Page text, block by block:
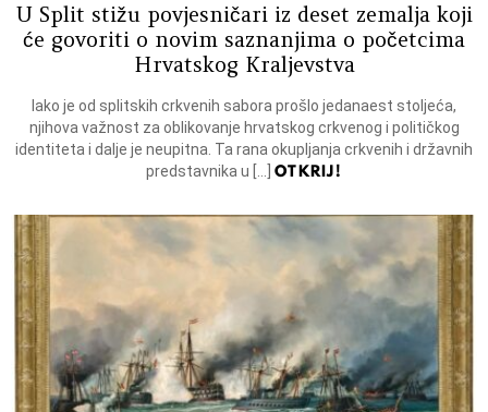
U Split stižu povjesničari iz deset zemalja koji
će govoriti o novim saznanjima o početcima
Hrvatskog Kraljevstva
Iako je od splitskih crkvenih sabora prošlo jedanaest stoljeća,
njihova važnost za oblikovanje hrvatskog crkvenog i političkog
identiteta i dalje je neupitna. Ta rana okupljanja crkvenih i državnih
predstavnika u […] OTKRIJ!